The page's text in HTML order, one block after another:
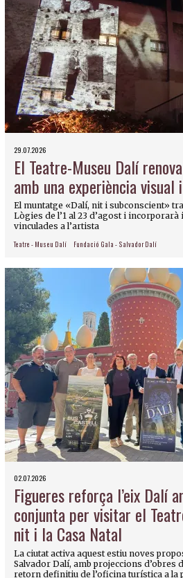
29.07.2026
El Teatre-Museu Dalí
amb una experiència visual
El muntatge «Dalí, nit i subconscient»
Lògies de l’1 al 23 d’agost i
vinculades a l’artista
Teatre - Museu Dalí Fundació Gala - Salvador Dalí
02.07.2026
Figueres reforça l’eix Dalí
conjunta per visitar el
nit i la Casa Natal
La ciutat activa aquest estiu noves
Salvador Dalí, amb projeccions d’obres
retorn definitiu de l’oficina turística a la